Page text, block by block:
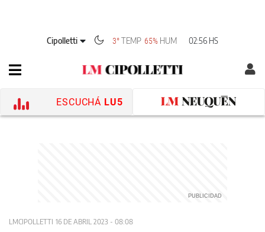
Cipolletti 3°TEMP 65% HUM 02:56 HS
ESCUCHÁ LU5
LMCIPOLLETTI 16 DE ABRIL 2023 - 08:08